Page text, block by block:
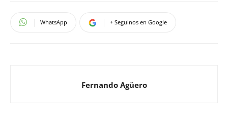
WhatsApp + Seguinos en Google
Fernando Agüero